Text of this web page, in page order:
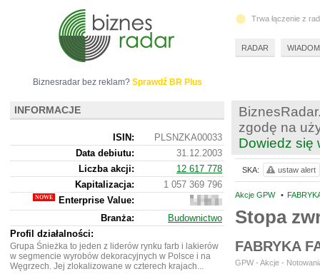
zgodę na
Dowiedz się
Akcje GPW •
Stopa
FABRYKA
GPW - Akcje -
SKA: ustaw alert
Biznesradar bez reklam? Sprawdź BR Plus
INFORMACJE
ISIN:
PLSNZKA00033
Data debiutu:
31.12.2003
Liczba akcji:
12 617 778
Kapitalizacja:
1 057 369 796
Enterprise Value:
1
213
337
Branża:
Budownictwo
Profil działalności:
Grupa Śnieżka to jeden z liderów rynku farb i lakierów
w segmencie wyrobów dekoracyjnych w Polsce i na
Węgrzech. Jej zlokalizowane w czterech krajach...
Trwa łączenie z
RADAR